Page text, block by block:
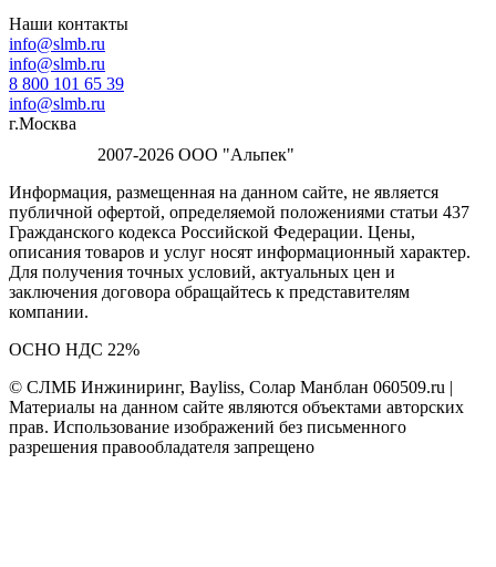
Наши контакты
info@slmb.ru
info@slmb.ru
8 800 101 65 39
info@slmb.ru
г.Москва
2007-2026 ООО "Альпек"
Информация, размещенная на данном сайте, не является
публичной офертой, определяемой положениями статьи 437
Гражданского кодекса Российской Федерации. Цены,
описания товаров и услуг носят информационный характер.
Для получения точных условий, актуальных цен и
заключения договора обращайтесь к представителям
компании.
ОСНО НДС 22%
© СЛМБ Инжиниринг, Bayliss, Солар Манблан 060509.ru |
Материалы на данном сайте являются объектами авторских
прав. Использование изображений без письменного
разрешения правообладателя запрещено